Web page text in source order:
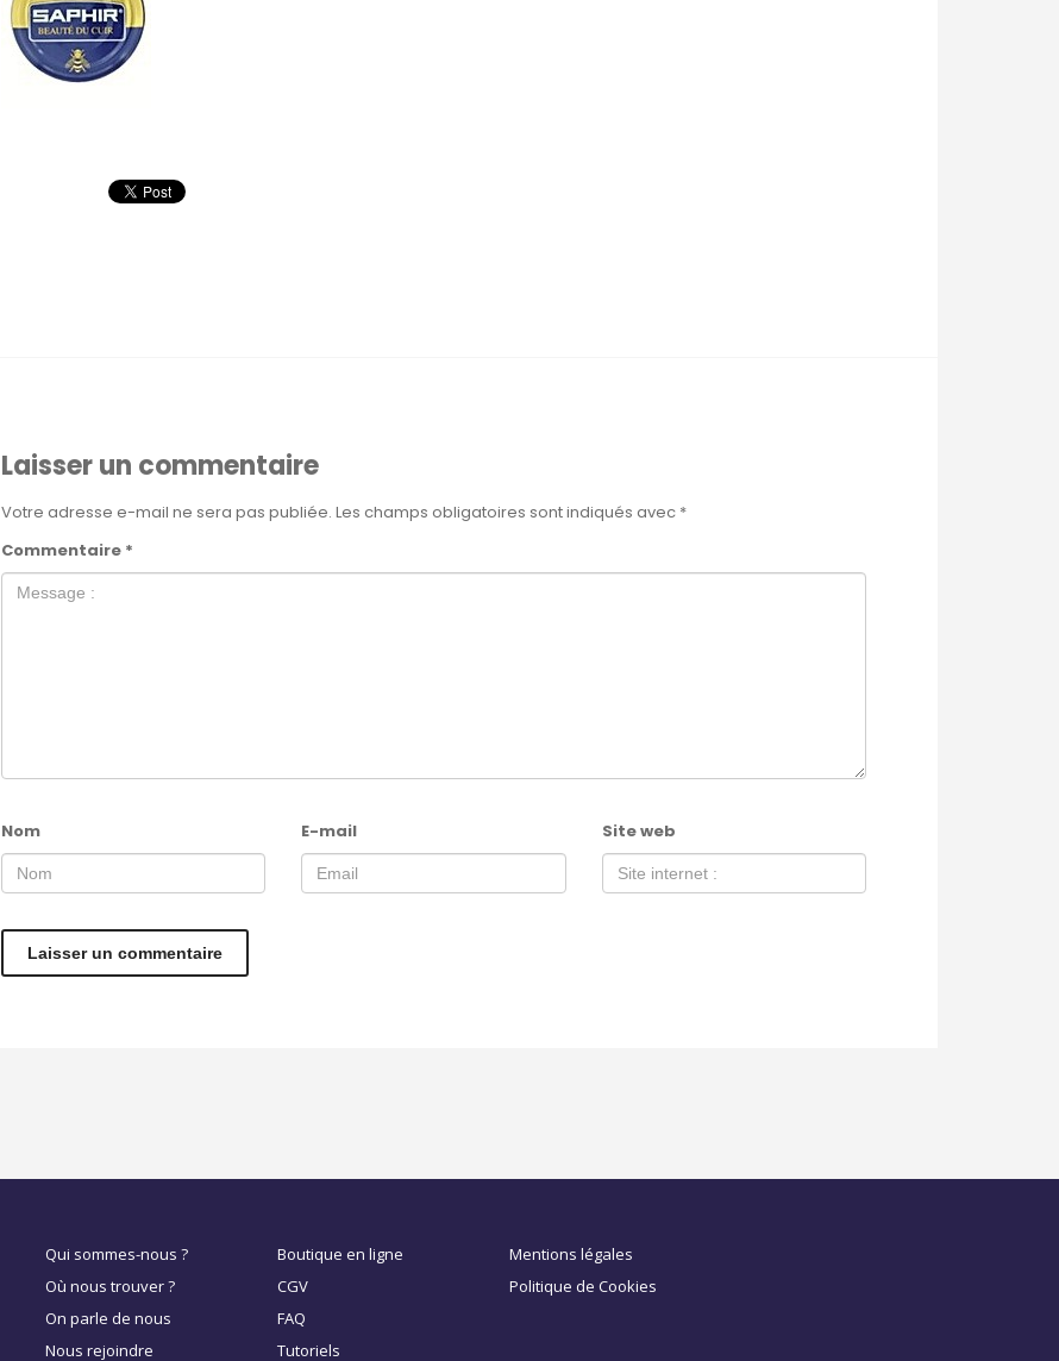
Laisser un commentaire
Votre adresse e-mail ne sera pas publiée. Les champs obligatoires sont indiqués avec *
Commentaire *
Nom E-mail Site web
Qui sommes-nous ?
Où nous trouver ?
On parle de nous
Nous rejoindre
Boutique en ligne
CGV
FAQ
Tutoriels
Mentions légales
Politique de Cookies